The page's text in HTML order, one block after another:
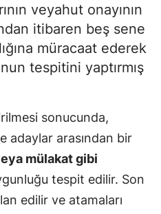
veyahut onayının
itibaren beş sene
müracaat ederek
tespitini yaptırmış
sonucunda,
adaylar arasından bir
mülakat gibi
tespit edilir. Son
edilir ve atamaları